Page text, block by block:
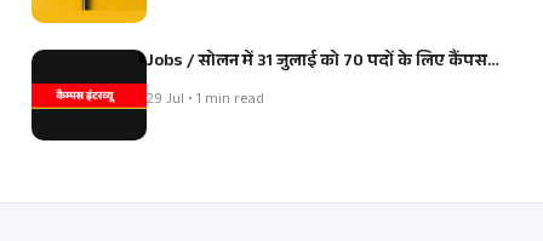
Jobs / सोलन में 31 जुलाई को 70 पदों के लिए कैंपस…
29 Jul • 1 min read